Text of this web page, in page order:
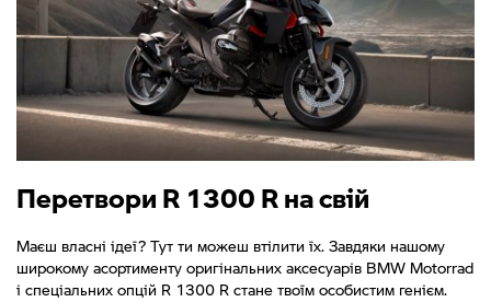
Перетвори R 1300 R на свій
Маєш власні ідеї? Тут ти можеш втілити їх. Завдяки нашому
широкому асортименту оригінальних аксесуарів BMW Motorrad
і спеціальних опцій R 1300 R стане твоїм особистим генієм.